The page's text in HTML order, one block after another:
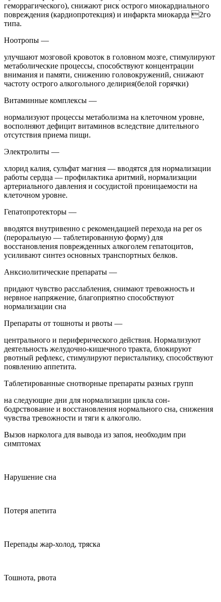
геморрагического), снижают риск острого миокардиального
повреждения (кардиопротекция) и инфаркта миокарда 2го
типа.
Ноотропы —
улучшают мозговой кровоток в головном мозге, стимулируют
метаболические процессы, способствуют концентрации
внимания и памяти, снижению головокружений, снижают
частоту острого алкогольного делирия(белой горячки)
Витаминные комплексы —
нормализуют процессы метаболизма на клеточном уровне,
восполняют дефицит витаминов вследствие длительного
отсутствия приема пищи.
Электролиты —
хлорид калия, сульфат магния — вводятся для нормализации
работы сердца — профилактика аритмий, нормализации
артериального давления и сосудистой проницаемости на
клеточном уровне.
Гепатопротекторы —
вводятся внутривенно с рекомендацией перехода на per os
(пероральную — таблетированную форму) для
восстановления поврежденных алкоголем гепатоцитов,
усиливают синтез основных транспортных белков.
Анксиолитические препараты —
придают чувство расслабления, снимают тревожность и
нервное напряжение, благоприятно способствуют
нормализации сна
Препараты от тошноты и рвоты —
центрального и периферического действия. Нормализуют
деятельность желудочно-кишечного тракта, блокируют
рвотный рефлекс, стимулируют перистальтику, способствуют
появлению аппетита.
Таблетированные снотворные препараты разных групп
на следующие дни для нормализации цикла сон-
бодрствование и восстановления нормального сна, снижения
чувства тревожности и тяги к алкоголю.
Вызов нарколога для вывода из запоя, необходим при
симптомах
Нарушение сна
Потеря апетита
Перепады жар-холод, тряска
Тошнота, рвота